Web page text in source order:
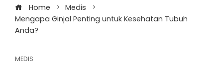
Home
Medis
Mengapa Ginjal Penting untuk Kesehatan Tubuh
Anda?
MEDIS